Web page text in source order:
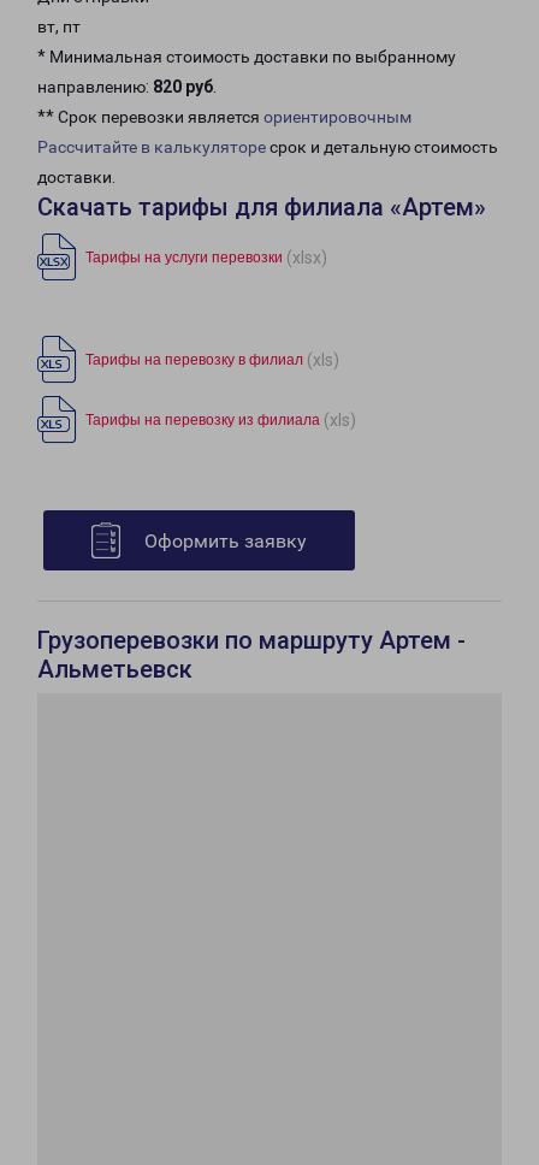
вт, пт
* Минимальная стоимость доставки по выбранному
направлению: 820 руб.
** Срок перевозки является ориентировочным
Рассчитайте в калькуляторесрок и детальную стоимость
доставки.
Скачать тарифы для филиала «Артем»
Тарифы на услуги перевозки (xlsx)
Тарифы на перевозку в филиал (xls)
Тарифы на перевозку из филиала (xls)
Оформить заявку
Грузоперевозки по маршруту Артем -
Альметьевск